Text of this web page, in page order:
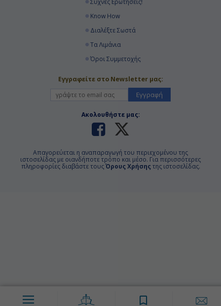
Συχνές Ερωτήσεις!
Know How
Διαλέξτε Σωστά
Τα Λιμάνια
Όροι Συμμετοχής
Εγγραφείτε στο Newsletter μας:
Εγγραφή
Ακολουθήστε μας:
Απαγορεύεται η αναπαραγωγή του περιεχομένου της
ιστοσελίδας με οιανδήποτε τρόπο και μέσο. Για περισσότερες
πληροφορίες διαβάστε τουςΌρους Χρήσης της ιστοσελίδας.